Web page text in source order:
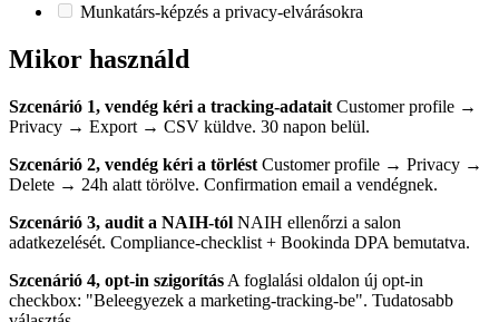
Munkatárs-képzés a privacy-elvárásokra
Mikor használd
Szcenárió 1, vendég kéri a tracking-adatait Customer profile →
Privacy → Export → CSV küldve. 30 napon belül.
Szcenárió 2, vendég kéri a törlést Customer profile → Privacy →
Delete → 24h alatt törölve. Confirmation email a vendégnek.
Szcenárió 3, audit a NAIH-tól NAIH ellenőrzi a salon
adatkezelését. Compliance-checklist + Bookinda DPA bemutatva.
Szcenárió 4, opt-in szigorítás A foglalási oldalon új opt-in
checkbox: "Beleegyezek a marketing-tracking-be". Tudatosabb